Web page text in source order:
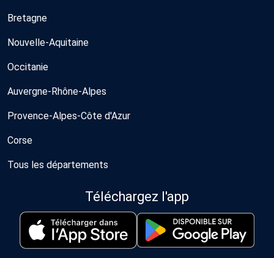
Bretagne
Nouvelle-Aquitaine
Occitanie
Auvergne-Rhône-Alpes
Provence-Alpes-Côte d'Azur
Corse
Tous les départements
Téléchargez l'app